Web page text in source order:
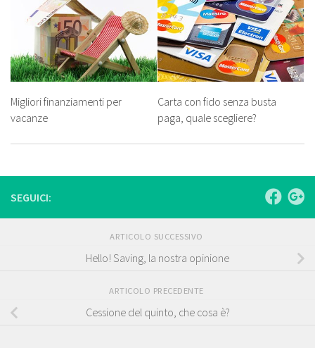
Migliori finanziamenti per
vacanze
Carta con fido senza busta
paga, quale scegliere?
SEGUICI:
ARTICOLO SUCCESSIVO
Hello! Saving, la nostra opinione
ARTICOLO PRECEDENTE
Cessione del quinto, che cosa è?